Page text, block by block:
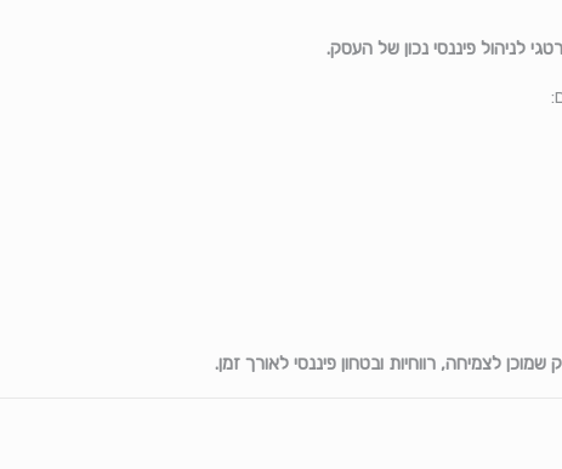
לניהול פיננסי נכון של העסק.
לצמיחה, רווחיות ובטחון פיננסי לאורך זמן.